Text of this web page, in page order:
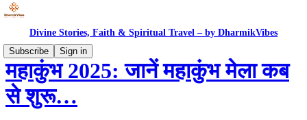
Divine Stories, Faith & Spiritual Travel – by DharmikVibes
Subscribe
Sign in
महाकुंभ 2025: जानें महाकुंभ मेला कब
से शुरू…